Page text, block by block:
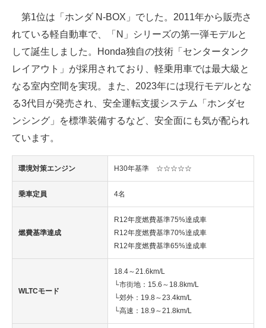
第1位は「ホンダ N-BOX」でした。2011年から販売さ
れている軽自動車で、「N」シリーズの第一弾モデルと
して誕生しました。Honda独自の技術「センタータンク
レイアウト」が採用されており、軽乗用車では最大級と
なる室内空間を実現。また、2023年には現行モデルとな
る3代目が発売され、安全運転支援システム「ホンダセ
ンシング」を標準装備するなど、安全面にも気が配られ
ています。
環境対策エンジン H30年基準 ☆☆☆☆☆
乗車定員 4名
燃費基準達成
R12年度燃費基準75%達成車
R12年度燃費基準70%達成車
R12年度燃費基準65%達成車
WLTCモード
18.4～21.6km/L
└市街地：15.6～18.8km/L
└郊外：19.8～23.4km/L
└高速：18.9～21.8km/L